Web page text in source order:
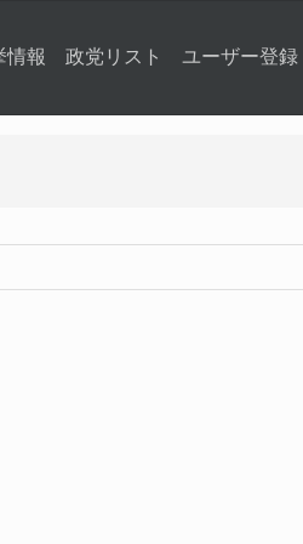
情報 政党リスト ユーザー登録